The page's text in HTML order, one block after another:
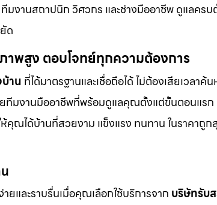
งานสถาปนิก วิศวกร และช่างมืออาชีพ ดูแลคร
ด
าพสูง ตอบโจทย์ทุกความต้องการ
าน ที่ได้มาตรฐานและเชื่อถือได้ ไม่ต้องเสียเวลาค้น
ทีมงานมืออาชีพที่พร้อมดูแลคุณตั้งแต่ขั้นตอนแรก
คุณได้บ้านที่สวยงาม แข็งแรง ทนทาน ในราคา
ยและราบรื่นเมื่อคุณเลือกใช้บริการจาก บริษัทรับ